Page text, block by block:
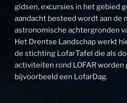
gidsen, excursies in het gebied
aandacht besteed wordt aan de
astronomische achtergronden
Het Drentse Landschap werkt
de stichting LofarTafel die als
activiteiten rond LOFAR worden
bijvoorbeeld een LofarDag.